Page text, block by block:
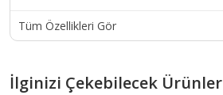
Tüm Özellikleri Gör
İlginizi Çekebilecek Ürünler